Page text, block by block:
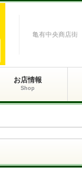
亀有中央商店街
お店情報
Shop